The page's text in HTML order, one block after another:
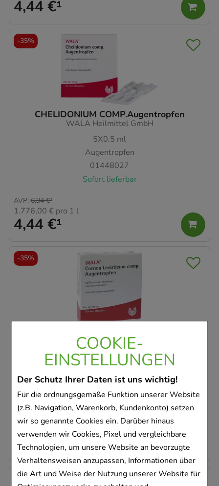
COOKIE-
EINSTELLUNGEN
Der Schutz Ihrer Daten ist uns wichtig!
Für die ordnungsgemäße Funktion unserer Website
(z.B. Navigation, Warenkorb, Kundenkonto) setzen
wir so genannte Cookies ein. Darüber hinaus
verwenden wir Cookies, Pixel und vergleichbare
Technologien, um unsere Website an bevorzugte
Verhaltensweisen anzupassen, Informationen über
die Art und Weise der Nutzung unserer Website für
4,44 €¹
CHELIDONIUM COMP.Augentropfen
WALA Heilmittel GmbH
5X0.5 ml
Augentropfen
01448027
Sofort lieferbar
4,44 €¹
AVP: 6,84 €²
1.776,00 € pro 1 l
-35%
CORNEA Levisticum comp.Augentropfen
WALA Heilmittel GmbH
5X0.5
ml
01448116
Sofort lieferbar
4,44 €¹
AVP: 6,84 €²
1.776,00 €pro 1 l
-35%
-35%